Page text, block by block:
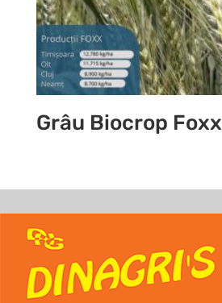
Grâu Biocrop Foxx